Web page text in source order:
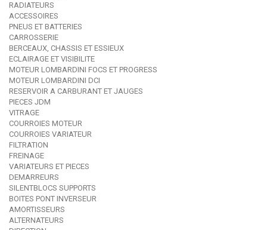
RADIATEURS
ACCESSOIRES
PNEUS ET BATTERIES
CARROSSERIE
BERCEAUX, CHASSIS ET ESSIEUX
ECLAIRAGE ET VISIBILITE
MOTEUR LOMBARDINI FOCS ET PROGRESS
MOTEUR LOMBARDINI DCI
RESERVOIR A CARBURANT ET JAUGES
PIECES JDM
VITRAGE
COURROIES MOTEUR
COURROIES VARIATEUR
FILTRATION
FREINAGE
VARIATEURS ET PIECES
DEMARREURS
SILENTBLOCS SUPPORTS
BOITES PONT INVERSEUR
AMORTISSEURS
ALTERNATEURS